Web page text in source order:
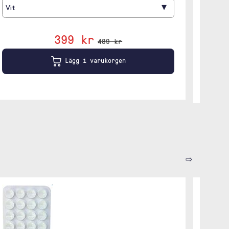
Vit ▾
399 kr 489 kr
Lägg i varukorgen
⇨